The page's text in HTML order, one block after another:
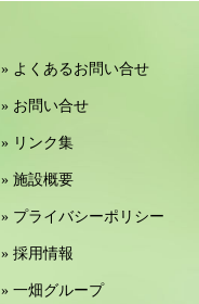
» よくあるお問い合せ
» お問い合せ
» リンク集
» 施設概要
» プライバシーポリシー
» 採用情報
» 一畑グループ